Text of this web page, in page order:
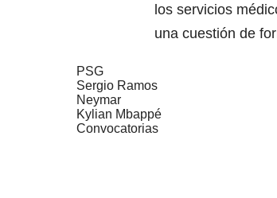
los servicios
una cuestión de
PSG
Sergio Ramos
Neymar
Kylian Mbappé
Convocatorias